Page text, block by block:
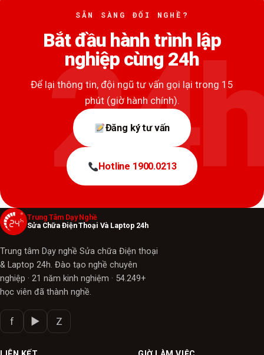
SẴN SÀNG ĐỔI NGHỀ?
Bắt đầu hành trình lập
nghiệp cùng 24h
Để lại thông tin, đội ngũ tư vấn gọi lại trong 15
phút (giờ hành chính).
Đăng ký tư vấn
Hotline 1900.0213
Trung Tâm Dạy Nghề
Sửa Chữa Điện Thoại Và Laptop 24h
Trung tâm Dạy nghề Sửa chữa Điện thoại
& Laptop 24h. Đào tạo nghề chuyên
nghiệp · 21 năm kinh nghiệm · 54.249+
học viên đã thành nghề.
f ▶ Z